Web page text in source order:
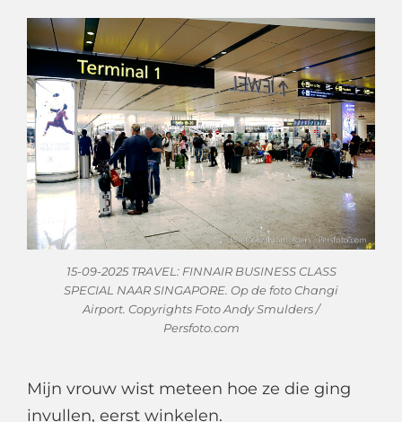
15-09-2025 TRAVEL: FINNAIR BUSINESS CLASS
SPECIAL NAAR SINGAPORE. Op de foto Changi
Airport. Copyrights Foto Andy Smulders /
Persfoto.com
Mijn vrouw wist meteen hoe ze die ging
invullen, eerst winkelen.